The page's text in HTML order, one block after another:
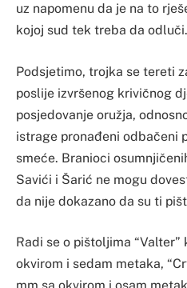
uz napomenu da je na to
kojoj sud tek treba da odluči.
Podsjetimo, trojka se tereti
poslije izvršenog krivičnog
posjedovanje oružja,
istrage pronađeni odbačeni
smeće. Branioci
Savići i Šarić ne mogu
da nije dokazano da su ti
Radi se o pištoljima “Valter”
okvirom i sedam metaka,